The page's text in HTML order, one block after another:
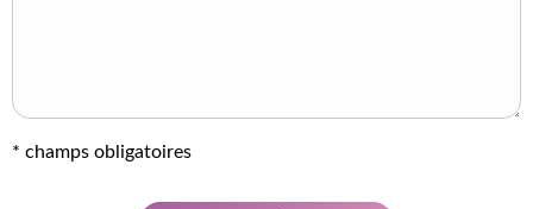
* champs obligatoires